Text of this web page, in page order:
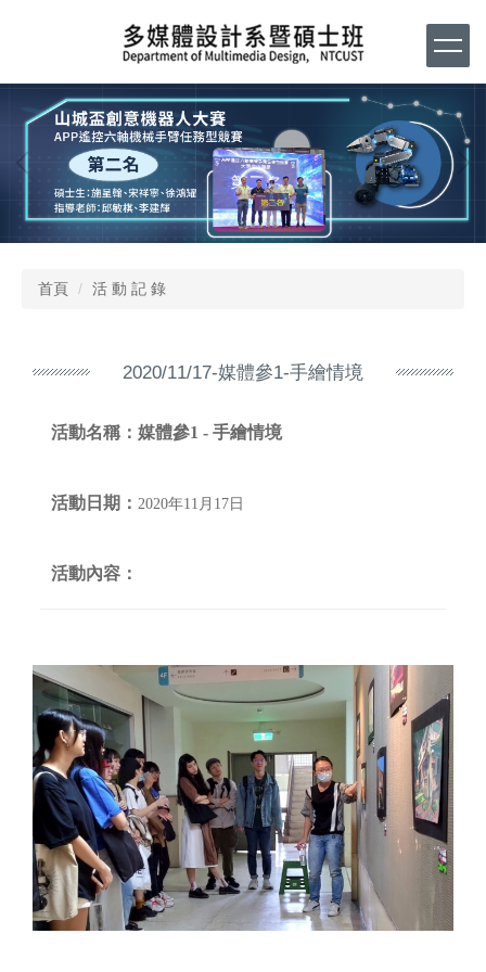
要
區
首頁 活 動 記 錄
2020/11/17-媒體參1-手繪情境
活動名稱： 媒體參1 - 手繪情境
活動日期： 2020年11月17日
活動內容：